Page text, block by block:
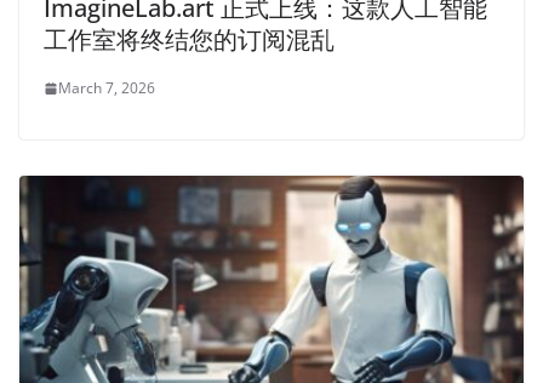
ImagineLab.art 正式上线：这款人工智能
工作室将终结您的订阅混乱
March 7, 2026